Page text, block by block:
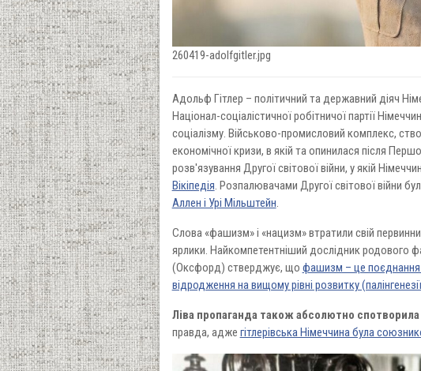
260419-adolfgitler.jpg
Адольф Гітлер – політичний та державний діяч
Націонал-соціалістичної робітничої партії
соціалізму. Військово-промисловий комплекс,
економічної кризи, в якій та опинилася після
розв'язування Другої світової війни, у якій
Вікіпедія. Розпалювачами Другої світової війни
Аллен і Урі Мільштейн.
Слова «фашизм» і «нацизм» втратили свій
ярлики. Найкомпетентніший дослідник родового
(Оксфорд) стверджує, що фашизм – це поєднання
відродження на вищому рівні розвитку
Ліва пропаганда також абсолютно
правда, адже гітлерівська Німеччина була